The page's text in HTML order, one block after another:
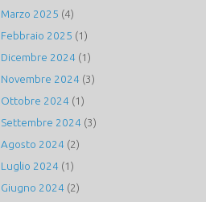
Marzo 2025 (4)
Febbraio 2025 (1)
Dicembre 2024 (1)
Novembre 2024 (3)
Ottobre 2024 (1)
Settembre 2024 (3)
Agosto 2024 (2)
Luglio 2024 (1)
Giugno 2024 (2)